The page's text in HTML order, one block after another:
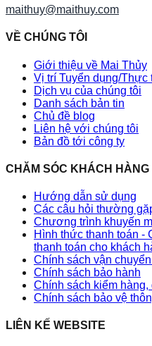
maithuy@maithuy.com
VỀ CHÚNG TÔI
Giới thiệu về Mai Thủy
Vị trí Tuyển dụng/Thực
Dịch vụ của chúng tôi
Danh sách bản tin
Chủ đề blog
Liên hệ với chúng tôi
Bản đồ tới công ty
CHĂM SÓC KHÁCH HÀNG
Hướng dẫn sử dụng
Các câu hỏi thường
Chương trình khuyến
Hình thức thanh toán -
thanh toán cho khách
Chính sách vận
Chính sách bảo hành
Chính sách kiểm hàng,
Chính sách bảo vệ
LIÊN KẾ WEBSITE